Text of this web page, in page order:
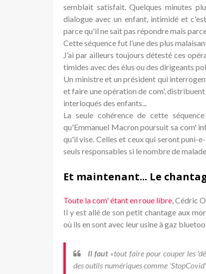
semblait satisfait. Quelques minutes
dialogue avec un enfant, intimidé et
parce qu'il ne sait pas répondre mais
Cette séquence fut l’une des plus
J’ai par ailleurs toujours détesté ces
timides avec des élus ou des dirigeants
Un ministre et un président qui
et faire une opération de com',
interloqués des enfants...
La seule cohérence de cette
qu'Emmanuel Macron poursuit sa com'
qu'il vise. Celles et ceux qui seront puni-
seuls responsables si le nombre de
Et maintenant... Le
Toute la com' étant en roue libre, Cédric
Il y est allé de son petit chantage aux
où ils en sont avec leur usine à gaz
Il faut «tout faire pour couper les
des outils numériques comme